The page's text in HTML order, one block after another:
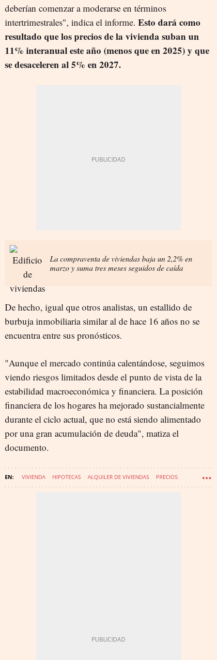
deberían comenzar a moderarse en términos
intertrimestrales", indica el informe. Esto dará como
resultado que los precios de la vivienda suban un
11% interanual este año (menos que en 2025) y que
se desaceleren al 5% en 2027.
La compraventa de viviendas baja un 2,2% en
marzo y suma tres meses seguidos de caída
De hecho, igual que otros analistas, un estallido de
burbuja inmobiliaria similar al de hace 16 años no se
encuentra entre sus pronósticos.
"Aunque el mercado continúa calentándose, seguimos
viendo riesgos limitados desde el punto de vista de la
estabilidad macroeconómica y financiera. La posición
financiera de los hogares ha mejorado sustancialmente
durante el ciclo actual, que no está siendo alimentado
por una gran acumulación de deuda", matiza el
documento.
VIVIENDA HIPOTECAS ALQUILER DE VIVIENDAS PRECIOS